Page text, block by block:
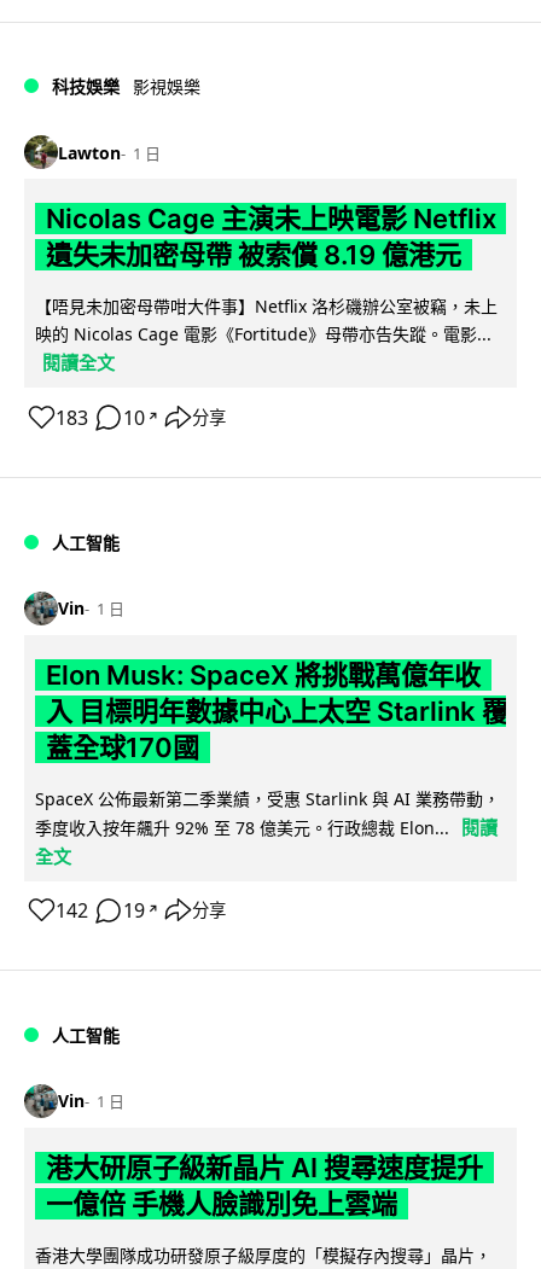
科技娛樂 影視娛樂
Lawton 1 日
Nicolas Cage 主演未上映電影 Netflix
遺失未加密母帶 被索償 8.19 億港元
【唔見未加密母帶咁大件事】Netflix 洛杉磯辦公室被竊，未上
映的 Nicolas Cage 電影《Fortitude》母帶亦告失蹤。電影...
閱讀全文
183 10 ↗ 分享
人工智能
Vin 1 日
Elon Musk: SpaceX 將挑戰萬億年收
入 目標明年數據中心上太空 Starlink 覆
蓋全球170國
SpaceX 公佈最新第二季業績，受惠 Starlink 與 AI 業務帶動，
季度收入按年飆升 92% 至 78 億美元。行政總裁 Elon...
閱讀
全文
142 19 ↗ 分享
人工智能
Vin 1 日
港大研原子級新晶片 AI 搜尋速度提升
一億倍 手機人臉識別免上雲端
香港大學團隊成功研發原子級厚度的「模擬存內搜尋」晶片，